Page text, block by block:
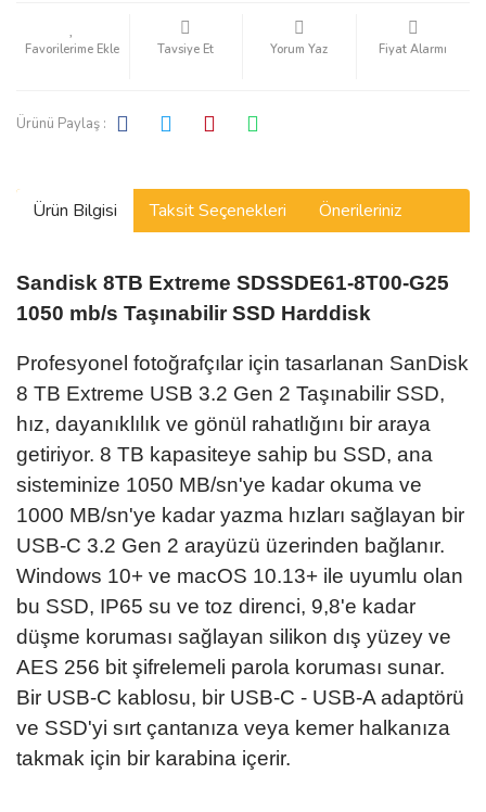
Tavsiye Et Yorum Yaz Fiyat Alarmı
Ürünü Paylaş :
Ürün Bilgisi Taksit Seçenekleri Önerileriniz
Sandisk 8TB Extreme SDSSDE61-8T00-G25
1050 mb/s Taşınabilir SSD Harddisk
Profesyonel fotoğrafçılar için tasarlanan SanDisk
8 TB Extreme USB 3.2 Gen 2 Taşınabilir SSD,
hız, dayanıklılık ve gönül rahatlığını bir araya
getiriyor. 8 TB kapasiteye sahip bu SSD, ana
sisteminize 1050 MB/sn'ye kadar okuma ve
1000 MB/sn'ye kadar yazma hızları sağlayan bir
USB-C 3.2 Gen 2 arayüzü üzerinden bağlanır.
Windows 10+ ve macOS 10.13+ ile uyumlu olan
bu SSD, IP65 su ve toz direnci, 9,8'e kadar
düşme koruması sağlayan silikon dış yüzey ve
AES 256 bit şifrelemeli parola koruması sunar.
Bir USB-C kablosu, bir USB-C - USB-A adaptörü
ve SSD'yi sırt çantanıza veya kemer halkanıza
takmak için bir karabina içerir.